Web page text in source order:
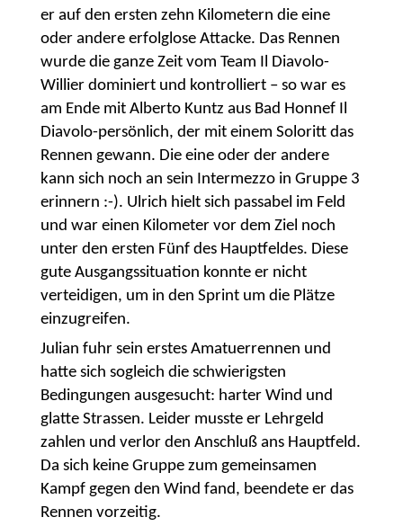
er auf den ersten zehn Kilometern die eine
oder andere erfolglose Attacke. Das Rennen
wurde die ganze Zeit vom Team Il Diavolo-
Willier dominiert und kontrolliert – so war es
am Ende mit Alberto Kuntz aus Bad Honnef Il
Diavolo-persönlich, der mit einem Soloritt das
Rennen gewann. Die eine oder der andere
kann sich noch an sein Intermezzo in Gruppe 3
erinnern :-). Ulrich hielt sich passabel im Feld
und war einen Kilometer vor dem Ziel noch
unter den ersten Fünf des Hauptfeldes. Diese
gute Ausgangssituation konnte er nicht
verteidigen, um in den Sprint um die Plätze
einzugreifen.
Julian fuhr sein erstes Amatuerrennen und
hatte sich sogleich die schwierigsten
Bedingungen ausgesucht: harter Wind und
glatte Strassen. Leider musste er Lehrgeld
zahlen und verlor den Anschluß ans Hauptfeld.
Da sich keine Gruppe zum gemeinsamen
Kampf gegen den Wind fand, beendete er das
Rennen vorzeitig.